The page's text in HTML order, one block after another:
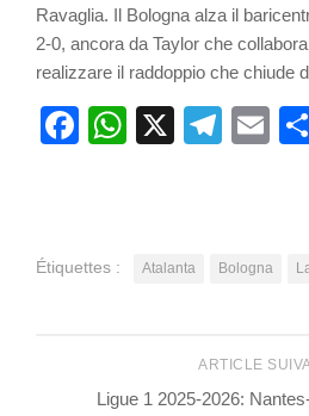
Ravaglia. Il Bologna alza il
2-0, ancora da Taylor che
realizzare il raddoppio che chiude
Facebook
WhatsApp
X
Étiquettes : Atalanta Bologna
ARTICLE
Ligue 1 2025-2026: